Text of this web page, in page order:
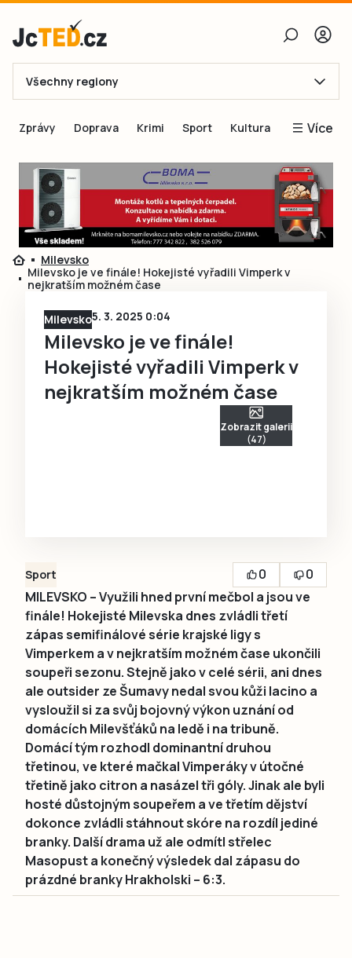
E-mail
Obnovit heslo
Přihlásit se
Všechny regiony
Zprávy Doprava Krimi Sport Kultura Více
Blogy
Inspirace
Čtenáři píší
Speciální přílohy
Milevsko
Milevsko je ve finále! Hokejisté vyřadili Vimperk v
nejkratším možném čase
Milevsko5. 3. 2025 0:04
Milevsko je ve finále!
Hokejisté vyřadili Vimperk v
nejkratším možném čase
Zobrazit galerii
(47)
Sport 0
0
MILEVSKO – Využili hned první mečbol a jsou ve
finále! Hokejisté Milevska dnes zvládli třetí
zápas semifinálové série krajské ligy s
Vimperkem a v nejkratším možném čase ukončili
soupeři sezonu. Stejně jako v celé sérii, ani dnes
ale outsider ze Šumavy nedal svou kůži lacino a
vysloužil si za svůj bojovný výkon uznání od
domácích Milevšťáků na ledě i na tribuně.
Domácí tým rozhodl dominantní druhou
třetinou, ve které mačkal Vimperáky v útočné
třetině jako citron a nasázel tři góly. Jinak ale byli
hosté důstojným soupeřem a ve třetím dějství
dokonce zvládli stáhnout skóre na rozdíl jediné
branky. Další drama už ale odmítl střelec
Masopust a konečný výsledek dal zápasu do
prázdné branky Hrakholski – 6:3.